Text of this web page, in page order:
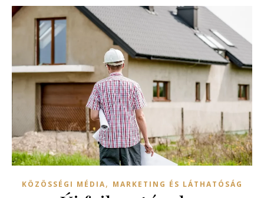
KÖZÖSSÉGI MÉDIA, MARKETING ÉS LÁTHATÓSÁG